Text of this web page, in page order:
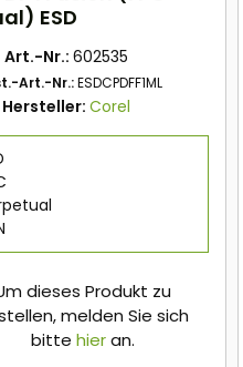
ESD
Art.-Nr.: 602535
Art.-Nr.:ESDCPDFF1ML
Hersteller: Corel
dieses Produkt zu
melden Sie sich
bitte hieran.